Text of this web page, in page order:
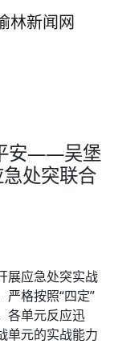
安——吴堡
处突联合
展应急处突实战
格按照“四定”
各单元反应迅
单元的实战能力